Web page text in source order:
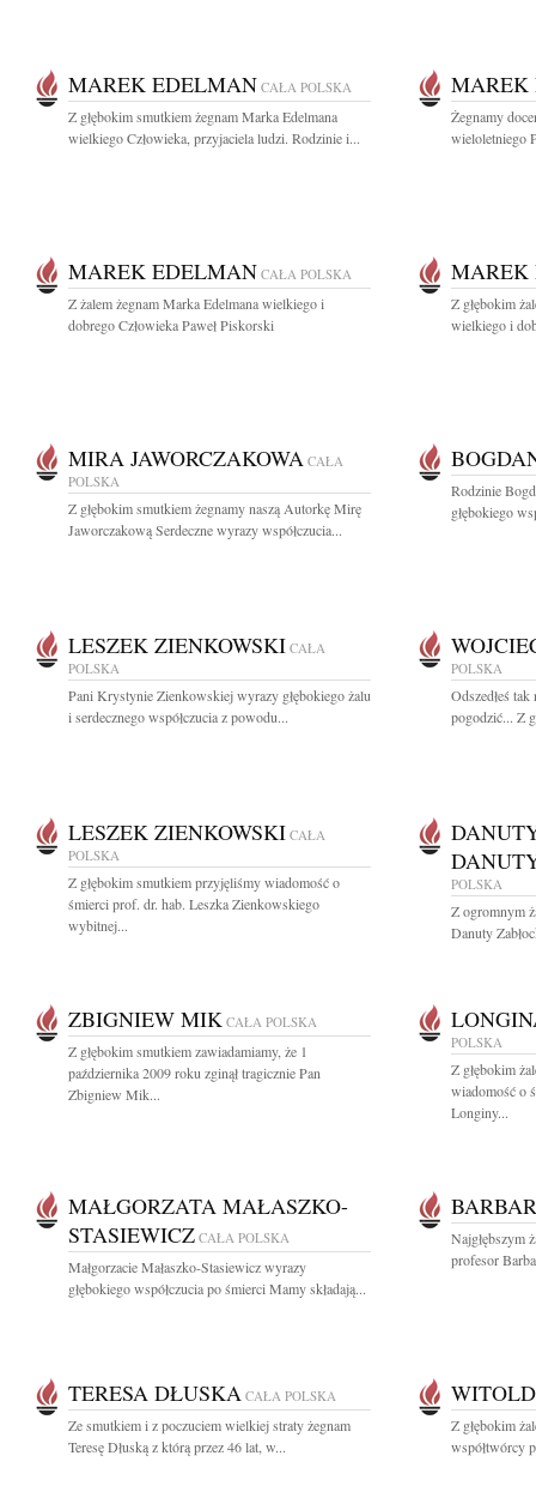
MAREK EDELMAN CAŁA POLSKA
Z głębokim smutkiem żegnam Marka Edelmana
wielkiego Człowieka, przyjaciela ludzi. Rodzinie i...
MAREK
Żegnamy
wieloletniego
MAREK EDELMAN CAŁA POLSKA
Z żalem żegnam Marka Edelmana wielkiego i
dobrego Człowieka Paweł Piskorski
MAREK
Z głębokim
wielkiego i
MIRA JAWORCZAKOWA CAŁA
POLSKA
Z głębokim smutkiem żegnamy naszą Autorkę Mirę
Jaworczakową Serdeczne wyrazy współczucia...
Rodzinie
głębokiego
LESZEK ZIENKOWSKI CAŁA
POLSKA
Pani Krystynie Zienkowskiej wyrazy głębokiego żalu
i serdecznego współczucia z powodu...
POLSKA
Odszedłeś
pogodzić... Z
LESZEK ZIENKOWSKI CAŁA
POLSKA
Z głębokim smutkiem przyjęliśmy wiadomość o
śmierci prof. dr. hab. Leszka Zienkowskiego
wybitnej...
POLSKA
Z ogromnym
Danuty
ZBIGNIEW MIK CAŁA POLSKA
Z głębokim smutkiem zawiadamiamy, że 1
października 2009 roku zginął tragicznie Pan
Zbigniew Mik...
POLSKA
Z głębokim
wiadomość o
Longiny...
MAŁGORZATA MAŁASZKO-
STASIEWICZ CAŁA POLSKA
Małgorzacie Małaszko-Stasiewicz wyrazy
głębokiego współczucia po śmierci Mamy składają...
Najgłębszym
profesor
TERESA DŁUSKA CAŁA POLSKA
Ze smutkiem i z poczuciem wielkiej straty żegnam
Teresę Dłuską z którą przez 46 lat, w...
Z głębokim
współtwórcy